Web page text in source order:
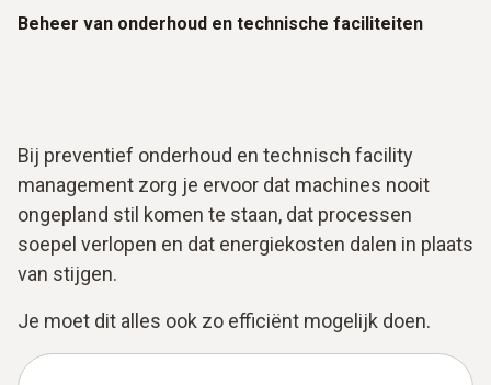
Beheer van onderhoud en technische faciliteiten
Bij preventief onderhoud en technisch facility
management zorg je ervoor dat machines nooit
ongepland stil komen te staan, dat processen
soepel verlopen en dat energiekosten dalen in plaats
van stijgen.
Je moet dit alles ook zo efficiënt mogelijk doen.